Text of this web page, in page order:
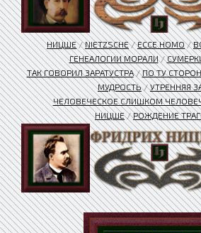
НИЦШЕ/NIETZSCHE/ЕССЕ HOMO/
ГЕНЕАЛОГИИ МОРАЛИ/
ТАК ГОВОРИЛ ЗАРАТУСТРА/ПО ТУ
МУДРОСТЬ/УТРЕННЯЯ
ЧЕЛОВЕЧЕСКОЕ СЛИШКОМ
НИЦШЕ/РОЖДЕНИЕ